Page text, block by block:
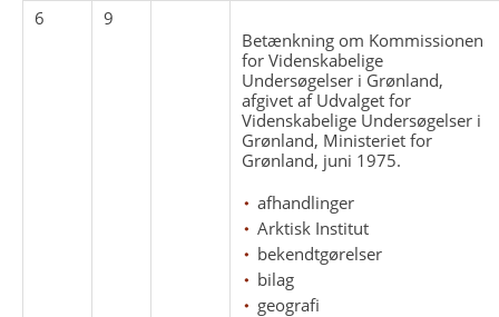
6
9
Betænkning om Kommissionen
for Videnskabelige
Undersøgelser i Grønland,
afgivet af Udvalget for
Videnskabelige Undersøgelser i
Grønland, Ministeriet for
Grønland, juni 1975.
afhandlinger
Arktisk Institut
bekendtgørelser
bilag
geografi